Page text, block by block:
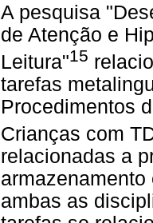
A pesquisa
de Atenção e
Leitura"15
tarefas
Procedimentos
Crianças com
relacionadas a
ambas as